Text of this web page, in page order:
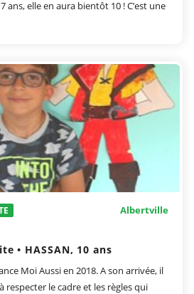
ans, elle en aura bientôt 10 ! C’est une
Albertville
• HASSAN, 10 ans
Moi Aussi en 2018. A son arrivée, il
respecter le cadre et les règles qui